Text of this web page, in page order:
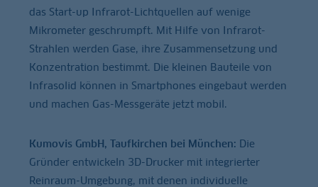
das Start-up Infrarot-Lichtquellen auf wenige
Mikrometer geschrumpft. Mit Hilfe von Infrarot-
Strahlen werden Gase, ihre Zusammensetzung und
Konzentration bestimmt. Die kleinen Bauteile von
Infrasolid können in Smartphones eingebaut werden
und machen Gas-Messgeräte jetzt mobil.
Kumovis GmbH, Taufkirchen bei München: Die
Gründer entwickeln 3D-Drucker mit integrierter
Reinraum-Umgebung, mit denen individuelle